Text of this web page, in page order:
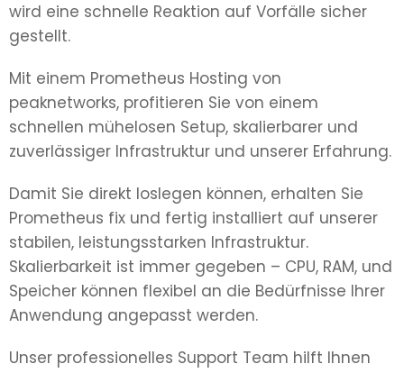
wird eine schnelle Reaktion auf Vorfälle sicher
gestellt.
Mit einem Prometheus Hosting von
peaknetworks, profitieren Sie von einem
schnellen mühelosen Setup, skalierbarer und
zuverlässiger Infrastruktur und unserer Erfahrung.
Damit Sie direkt loslegen können, erhalten Sie
Prometheus fix und fertig installiert auf unserer
stabilen, leistungsstarken Infrastruktur.
Skalierbarkeit ist immer gegeben – CPU, RAM, und
Speicher können flexibel an die Bedürfnisse Ihrer
Anwendung angepasst werden.
Unser professionelles Support Team hilft Ihnen